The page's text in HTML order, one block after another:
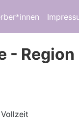
- Region
Vollzeit